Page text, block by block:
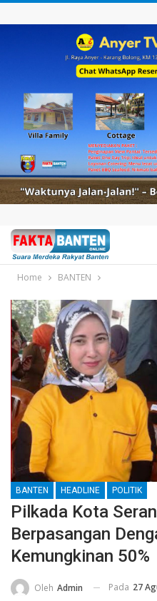
Home BANTEN
BANTEN HEADLINE POLITIK
Pilkada Kota
Berpasangan
Kemungkinan 50%
Oleh Admin Pada 27